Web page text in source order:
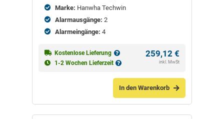
Marke: Hanwha Techwin
Alarmausgänge: 2
Alarmeingänge: 4
Kostenlose Lieferung
1-2 Wochen Lieferzeit
259,12 €
inkl. MwSt
In den Warenkorb